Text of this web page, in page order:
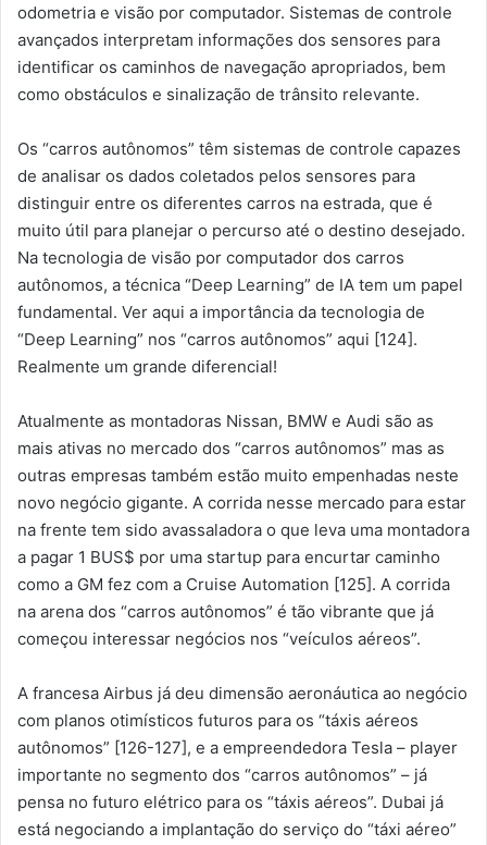
odometria e visão por computador. Sistemas de controle
avançados interpretam informações dos sensores para
identificar os caminhos de navegação apropriados, bem
como obstáculos e sinalização de trânsito relevante.
Os “carros autônomos” têm sistemas de controle capazes
de analisar os dados coletados pelos sensores para
distinguir entre os diferentes carros na estrada, que é
muito útil para planejar o percurso até o destino desejado.
Na tecnologia de visão por computador dos carros
autônomos, a técnica “Deep Learning” de IA tem um papel
fundamental. Ver aqui a importância da tecnologia de
“Deep Learning” nos “carros autônomos” aqui [124].
Realmente um grande diferencial!
Atualmente as montadoras Nissan, BMW e Audi são as
mais ativas no mercado dos “carros autônomos” mas as
outras empresas também estão muito empenhadas neste
novo negócio gigante. A corrida nesse mercado para estar
na frente tem sido avassaladora o que leva uma montadora
a pagar 1 BUS$ por uma startup para encurtar caminho
como a GM fez com a Cruise Automation [125]. A corrida
na arena dos “carros autônomos” é tão vibrante que já
começou interessar negócios nos “veículos aéreos”.
A francesa Airbus já deu dimensão aeronáutica ao negócio
com planos otimísticos futuros para os “táxis aéreos
autônomos” [126-127], e a empreendedora Tesla – player
importante no segmento dos “carros autônomos” – já
pensa no futuro elétrico para os “táxis aéreos”. Dubai já
está negociando a implantação do serviço do “táxi aéreo”